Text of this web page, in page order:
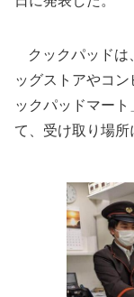
クックパッドは
ッグストアやコ
ックパッドマー
て、受け取り場所